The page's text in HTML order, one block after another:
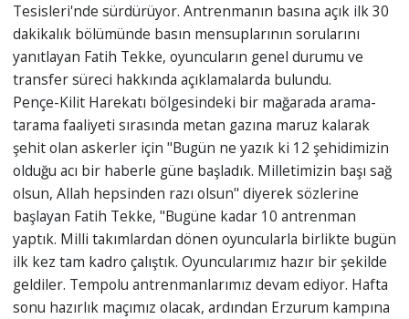
Tesisleri'nde sürdürüyor. Antrenmanın basına açık ilk 30
dakikalık bölümünde basın mensuplarının sorularını
yanıtlayan Fatih Tekke, oyuncuların genel durumu ve
transfer süreci hakkında açıklamalarda bulundu.
Pençe-Kilit Harekatı bölgesindeki bir mağarada arama-
tarama faaliyeti sırasında metan gazına maruz kalarak
şehit olan askerler için "Bugün ne yazık ki 12 şehidimizin
olduğu acı bir haberle güne başladık. Milletimizin başı sağ
olsun, Allah hepsinden razı olsun" diyerek sözlerine
başlayan Fatih Tekke, "Bugüne kadar 10 antrenman
yaptık. Milli takımlardan dönen oyuncularla birlikte bugün
ilk kez tam kadro çalıştık. Oyuncularımız hazır bir şekilde
geldiler. Tempolu antrenmanlarımız devam ediyor. Hafta
sonu hazırlık maçımız olacak, ardından Erzurum kampına